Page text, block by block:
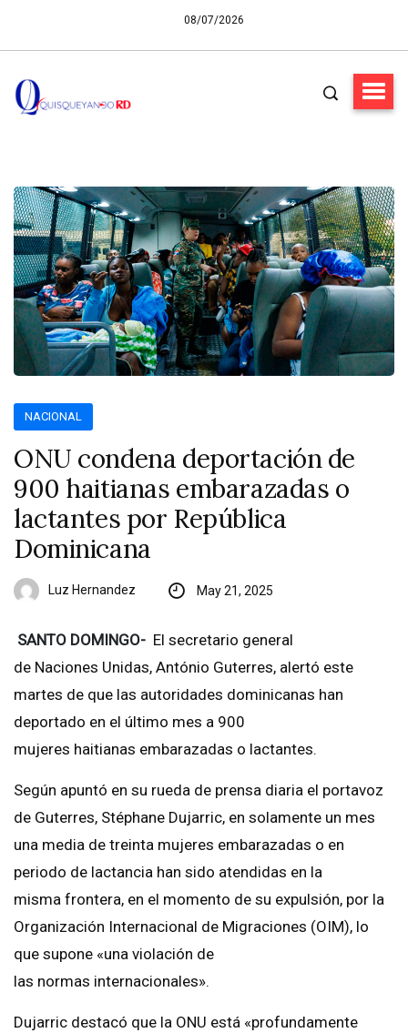
08/07/2026
NACIONAL
ONU condena deportación de
900 haitianas embarazadas o
lactantes por República
Dominicana
Luz Hernandez May 21, 2025
SANTO DOMINGO- El secretario general
de Naciones Unidas, António Guterres, alertó este
martes de que las autoridades dominicanas han
deportado en el último mes a 900
mujeres haitianas embarazadas o lactantes.
Según apuntó en su rueda de prensa diaria el portavoz
de Guterres, Stéphane Dujarric, en solamente un mes
una media de treinta mujeres embarazadas o en
periodo de lactancia han sido atendidas en la
misma frontera, en el momento de su expulsión, por la
Organización Internacional de Migraciones (OIM), lo
que supone «una violación de
las normas internacionales».
Dujarric destacó que la ONU está «profundamente